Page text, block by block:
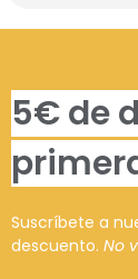
5€ de
Suscríbete a
descuento. No